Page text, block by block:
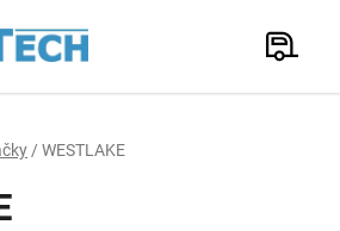
Hľadať
/ WESTLAKE